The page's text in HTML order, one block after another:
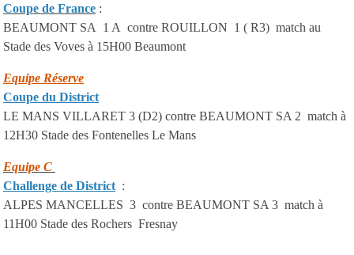
Coupe de France :
BEAUMONT SA 1 A contre ROUILLON 1 ( R3) match au
Stade des Voves à 15H00 Beaumont
Equipe Réserve
Coupe du District
LE MANS VILLARET 3 (D2) contre BEAUMONT SA 2 match à
12H30 Stade des Fontenelles Le Mans
Equipe C
Challenge de District :
ALPES MANCELLES 3 contre BEAUMONT SA 3 match à
11H00 Stade des Rochers Fresnay